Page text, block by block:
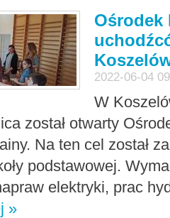
Ośrodek
2022-06-04
W
został otwarty
Na ten cel został
podstawowej.
elektryki, prac
»